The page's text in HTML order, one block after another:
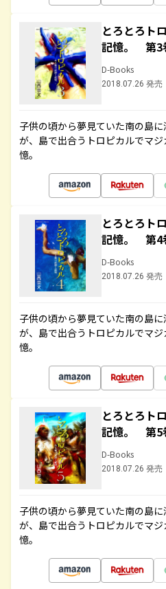
とろとろト
記憶。 第3
D-Books
2018.07.26 発売
子供の頃から夢見ていた南の島
が、島で出合うトロピカルでマ
憶。
とろとろト
記憶。 第4
D-Books
2018.07.26 発売
子供の頃から夢見ていた南の島
が、島で出合うトロピカルでマ
憶。
とろとろト
記憶。 第5
D-Books
2018.07.26 発売
子供の頃から夢見ていた南の島
が、島で出合うトロピカルでマ
憶。